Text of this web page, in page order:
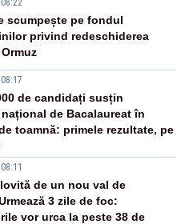
scumpește pe fondul
privind redeschiderea
de candidați susțin
de Bacalaureat în
toamnă: primele rezultate, pe
de un nou val de
3 zile de foc:
vor urca la peste 38 de